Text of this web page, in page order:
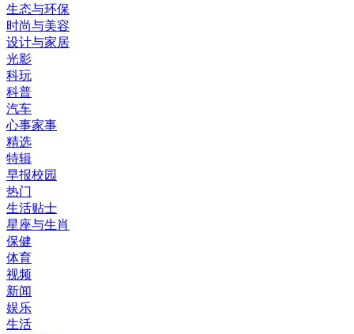
生态与环保
时尚与美容
设计与家居
光影
科玩
科普
汽车
心事家事
精选
特辑
早报校园
热门
生活贴士
星座与生肖
保健
体育
视频
新闻
娱乐
生活